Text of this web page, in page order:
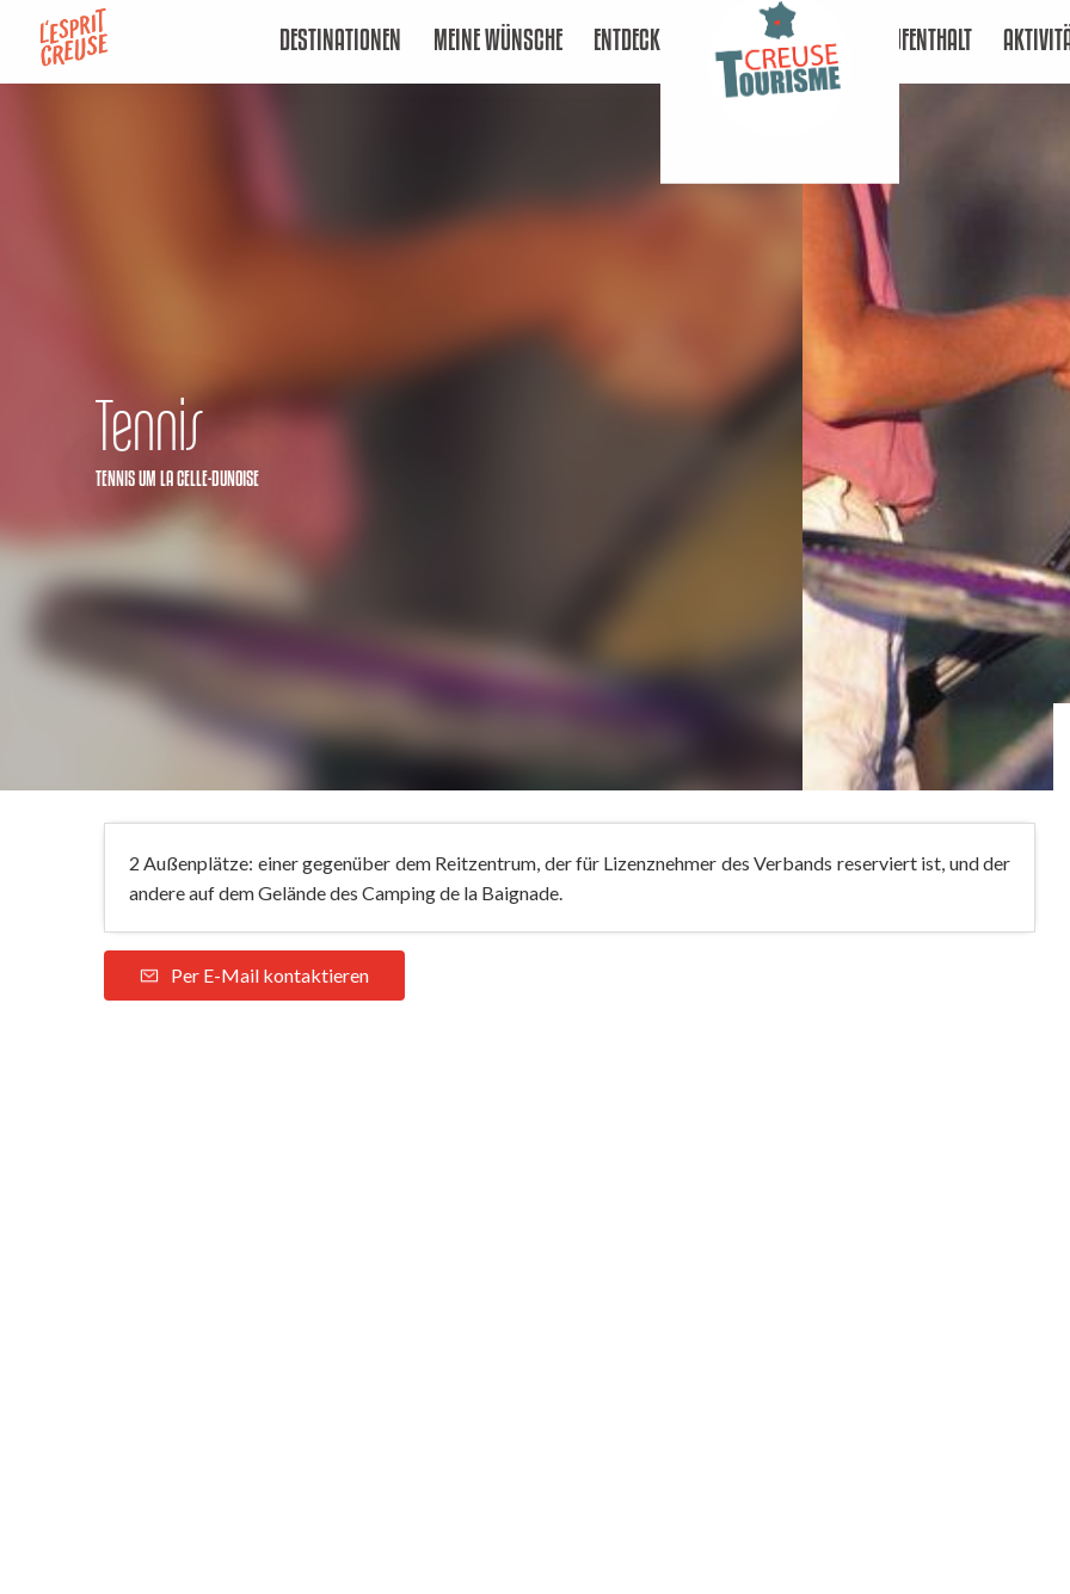
contenu
DESTINATIONEN MEINE WÜNSCHE ENTDECKEN AUFENTHALT
Tennis
TENNISUM LA CELLE-DUNOISE
2 Außenplätze: einer gegenüber dem Reitzentrum, der für Lizenznehmer des Verbands reserviert ist, und der
andere auf dem Gelände des Camping de la Baignade.
Per E-Mail kontaktieren